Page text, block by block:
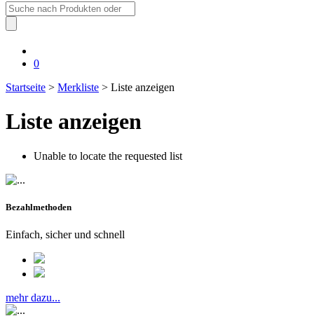
Suche
nach:
0
Startseite > Merkliste > Liste anzeigen
Liste anzeigen
Unable to locate the requested list
Bezahlmethoden
Einfach, sicher und schnell
mehr dazu...